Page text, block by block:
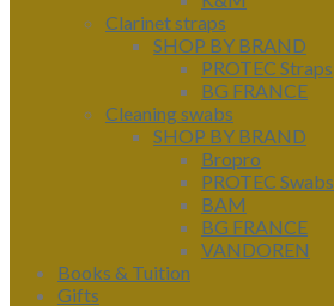
Clarinet straps
SHOP BY BRAND
PROTEC Straps
BG FRANCE
Cleaning swabs
SHOP BY BRAND
Bropro
PROTEC Swabs
BAM
BG FRANCE
VANDOREN
Books & Tuition
Gifts